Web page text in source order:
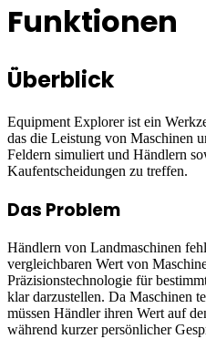
Funktionen
Überblick
Equipment Explorer ist ein
das die Leistung von Maschinen
Feldern simuliert und Händlern
Kaufentscheidungen zu treffen.
Das Problem
Händlern von Landmaschinen
vergleichbaren Wert von
Präzisionstechnologie für
klar darzustellen. Da Maschinen
müssen Händler ihren Wert auf
während kurzer persönlicher